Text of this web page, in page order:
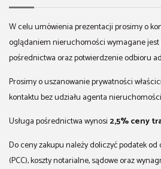
W celu umówienia prezentacji prosimy o
oglądaniem nieruchomości wymagane
pośrednictwa oraz potwierdzenie odbioru
Prosimy o uszanowanie prywatności
kontaktu bez udziału agenta
Usługa pośrednictwa wynosi 2,5% ceny
Do ceny zakupu należy doliczyć podatek
(PCC), koszty notarialne, sądowe oraz